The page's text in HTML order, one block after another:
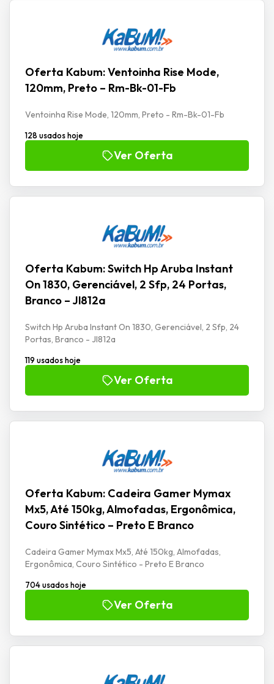
Oferta Kabum: Ventoinha Rise Mode,
120mm, Preto – Rm-Bk-01-Fb
Ventoinha Rise Mode, 120mm, Preto - Rm-Bk-01-Fb
128 usados hoje
Ver Oferta
Oferta Kabum: Switch Hp Aruba Instant
On 1830, Gerenciável, 2 Sfp, 24 Portas,
Branco – Jl812a
Switch Hp Aruba Instant On 1830, Gerenciável, 2 Sfp, 24
Portas, Branco - Jl812a
119 usados hoje
Ver Oferta
Oferta Kabum: Cadeira Gamer Mymax
Mx5, Até 150kg, Almofadas, Ergonômica,
Couro Sintético – Preto E Branco
Cadeira Gamer Mymax Mx5, Até 150kg, Almofadas,
Ergonômica, Couro Sintético - Preto E Branco
704 usados hoje
Ver Oferta